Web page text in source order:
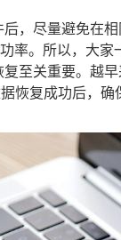
，尽量避免在
率。所以，大
至关重要。越
恢复成功后，